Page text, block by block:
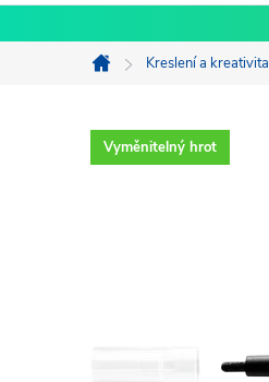
Domů
Kreslení a kreativita
Vyměnitelný hrot